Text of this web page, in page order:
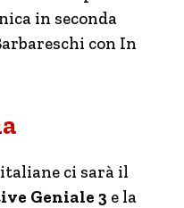
in seconda
con In
ci sarà il
Geniale 3 e la